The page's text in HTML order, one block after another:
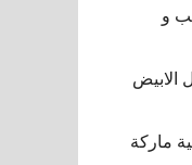
و
الابيض
ماركة